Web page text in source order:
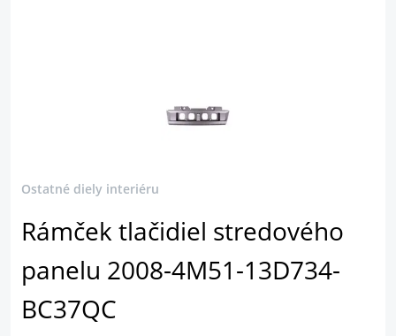
Ostatné diely interiéru
Rámček tlačidiel stredového
panelu 2008-4M51-13D734-
BC37QC